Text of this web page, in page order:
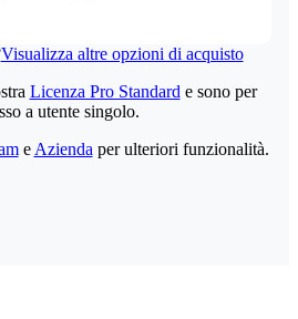
Visualizza altre opzioni di acquisto
Licenza Pro Standard e sono per
a utente singolo.
e Azienda per ulteriori funzionalità.